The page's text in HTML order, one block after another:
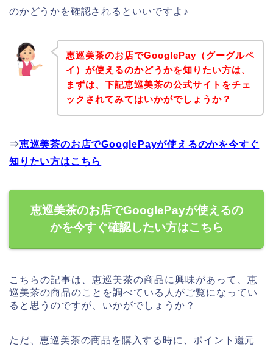
のかどうかを確認されるといいですよ♪
恵巡美茶のお店でGooglePay（グーグルペ
イ）が使えるのかどうかを知りたい方は、
まずは、下記恵巡美茶の公式サイトをチェ
ックされてみてはいかがでしょうか？
⇒恵巡美茶のお店でGooglePayが使えるのかを今すぐ
知りたい方はこちら
恵巡美茶のお店でGooglePayが使えるの
かを今すぐ確認したい方はこちら
こちらの記事は、恵巡美茶の商品に興味があって、恵
巡美茶の商品のことを調べている人がご覧になってい
ると思うのですが、いかがでしょうか？
ただ、恵巡美茶の商品を購入する時に、ポイント還元